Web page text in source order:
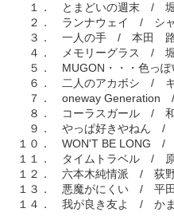
１． とまどいの週末 /
２． ランナウェイ / シャ
３． 一人の手 / 本田 路
４． メモリーグラス /
５． MUGON・・・色っ
６． 二人のアカボシ / キ
７． oneway
８． コーラスガール /
９． やっぱ好きやねん /
１０． WON'T BE LONG /
１１． タイムトラベル /
１２． 六本木純情派 / 荻
１３． 悪魔がにくい / 平田
１４． 我が良き友よ / か